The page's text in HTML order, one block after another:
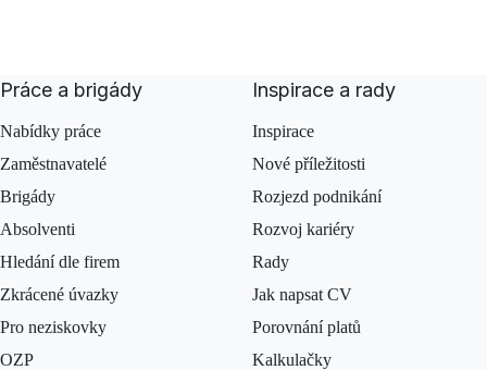
Práce a brigády
Nabídky práce
Zaměstnavatelé
Brigády
Absolventi
Hledání dle firem
Zkrácené úvazky
Pro neziskovky
OZP
Inspirace a rady
Inspirace
Nové příležitosti
Rozjezd podnikání
Rozvoj kariéry
Rady
Jak napsat CV
Porovnání platů
Kalkulačky